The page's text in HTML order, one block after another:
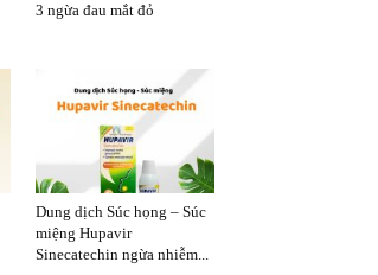
3 ngừa đau mắt đỏ
Dung dịch Súc họng – Súc
miệng Hupavir
Sinecatechin ngừa nhiễm...